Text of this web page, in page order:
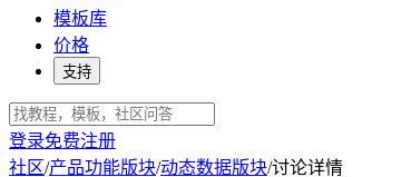
模板库
价格
支持
登录免费注册
社区/产品功能版块/动态数据版块/讨论详情